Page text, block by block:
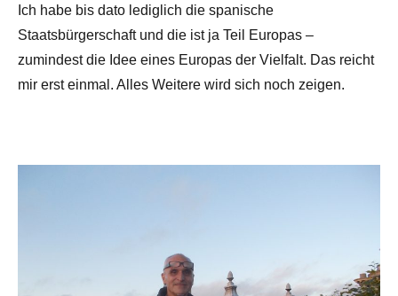
Ich habe bis dato lediglich die spanische
Staatsbürgerschaft und die ist ja Teil Europas –
zumindest die Idee eines Europas der Vielfalt. Das reicht
mir erst einmal. Alles Weitere wird sich noch zeigen.